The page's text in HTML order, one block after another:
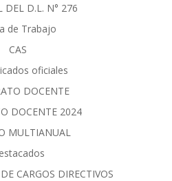
DEL D.L. N° 276
de Trabajo
CAS
oficiales
DOCENTE
DOCENTE 2024
MULTIANUAL
CARGOS DIRECTIVOS